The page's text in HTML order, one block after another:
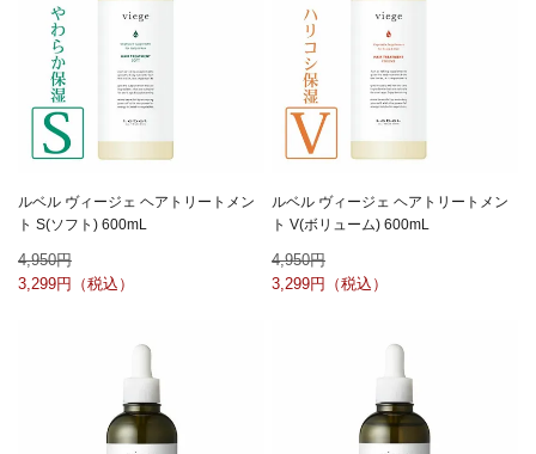
ルベル ヴィージェ ヘアトリートメン
ト S(ソフト) 600mL
4,950
3,299
ルベル ヴィージェ ヘアトリートメン
ト V(ボリューム) 600mL
4,950
3,299